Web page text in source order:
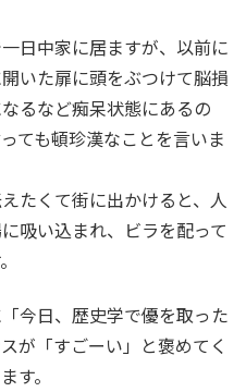
日中家に居ますが、以前に
いた扉に頭をぶつけて脳損
るなど痴呆状態にあるの
ても頓珍漢なことを言いま
たくて街に出かけると、人
吸い込まれ、ビラを配って
今日、歴史学で優を取った
が「すごーい」と褒めてく
す。